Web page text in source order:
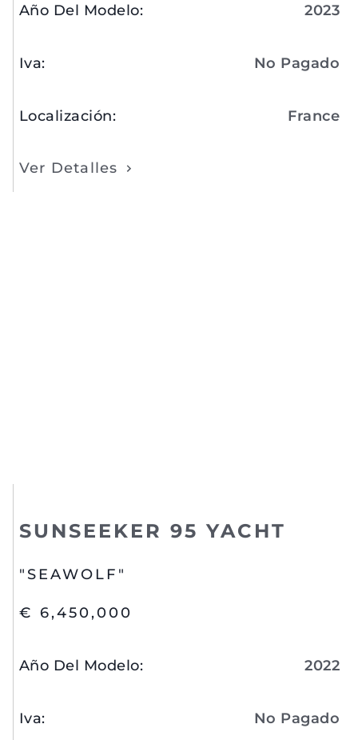
Año Del Modelo: 2023
Iva: No Pagado
Localización: France
Ver Detalles
SUNSEEKER 95 YACHT
"SEAWOLF"
€ 6,450,000
Año Del Modelo: 2022
Iva: No Pagado